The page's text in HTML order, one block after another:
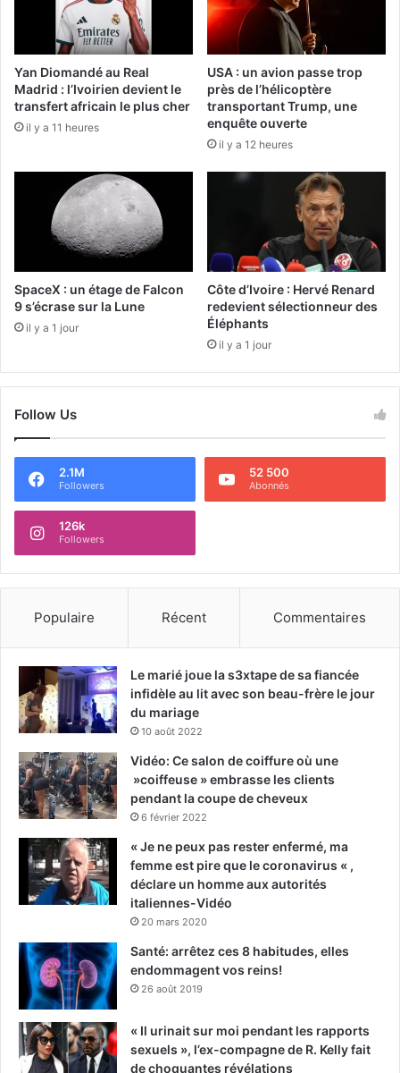
Yan Diomandé au Real
Madrid : l’Ivoirien devient le
transfert africain le plus cher
il y a 11 heures
USA : un avion passe trop
près de l’hélicoptère
transportant Trump, une
enquête ouverte
il y a 12 heures
SpaceX : un étage de Falcon
9 s’écrase sur la Lune
il y a 1 jour
Côte d’Ivoire : Hervé Renard
redevient sélectionneur des
Éléphants
il y a 1 jour
Follow Us
2.1M
Followers
52 500
Abonnés
126k
Followers
Populaire Récent Commentaires
Le marié joue la s3xtape de sa fiancée
infidèle au lit avec son beau-frère le jour
du mariage
10 août 2022
Vidéo: Ce salon de coiffure où une
»coiffeuse » embrasse les clients
pendant la coupe de cheveux
6 février 2022
« Je ne peux pas rester enfermé, ma
femme est pire que le coronavirus « ,
déclare un homme aux autorités
italiennes-Vidéo
20 mars 2020
Santé: arrêtez ces 8 habitudes, elles
endommagent vos reins!
26 août 2019
« Il urinait sur moi pendant les rapports
sexuels », l’ex-compagne de R. Kelly fait
de choquantes révélations